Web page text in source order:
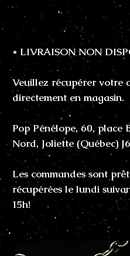
* LIVRAISON NON
Veuillez récupérer votre
directement en magasin.
Pop Pénélope, 60, place
Nord, Joliette (Québec)
Les commandes sont
récupérées le lundi
15h!